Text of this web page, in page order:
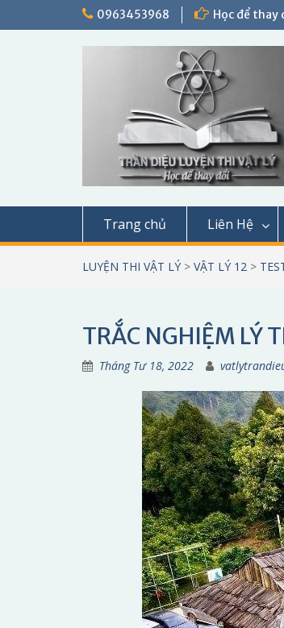
0963453968 Học để thay
Trang chủ Liên Hệ
LUYỆN THI VẬT LÝ > VẬT LÝ 12 >
TRẮC NGHIỆM LÝ
Tháng Tư 18, 2022